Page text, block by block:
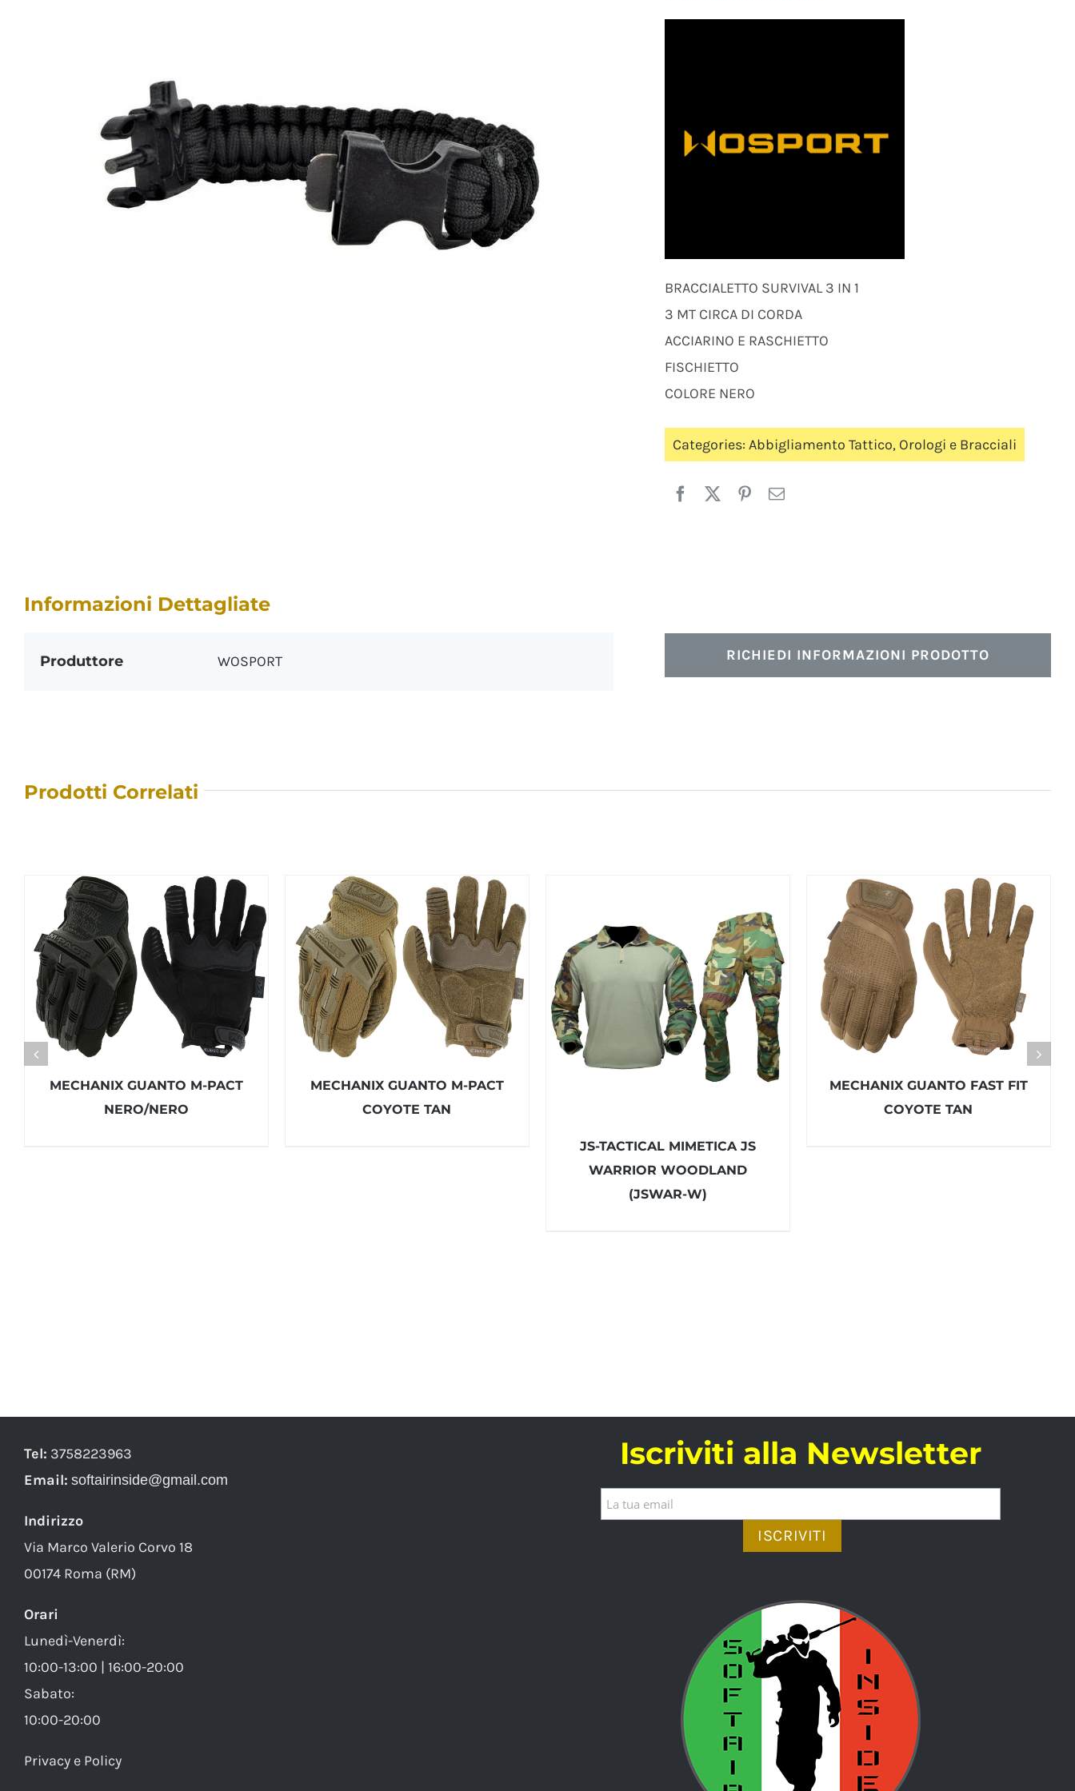
BRACCIALETTO SURVIVAL 3 IN 1
3 MT CIRCA DI CORDA
ACCIARINO E RASCHIETTO
FISCHIETTO
COLORE NERO
Categories:Abbigliamento Tattico, Orologi e Bracciali
Informazioni Dettagliate
Produttore WOSPORT RICHIEDI INFORMAZIONI PRODOTTO
Prodotti Correlati
MECHANIX GUANTO M-PACT
NERO/NERO
MECHANIX GUANTO M-PACT
COYOTE TAN
JS-TACTICAL MIMETICA JS
WARRIOR WOODLAND
(JSWAR-W)
MECHANIX GUANTO FAST FIT
COYOTE TAN
Tel: 3758223963
Email: softairinside@gmail.com
Indirizzo
Via Marco Valerio Corvo 18
00174 Roma (RM)
Orari
Lunedì-Venerdì:
10:00-13:00 | 16:00-20:00
Sabato:
10:00-20:00
Privacy e Policy
Iscriviti alla Newsletter